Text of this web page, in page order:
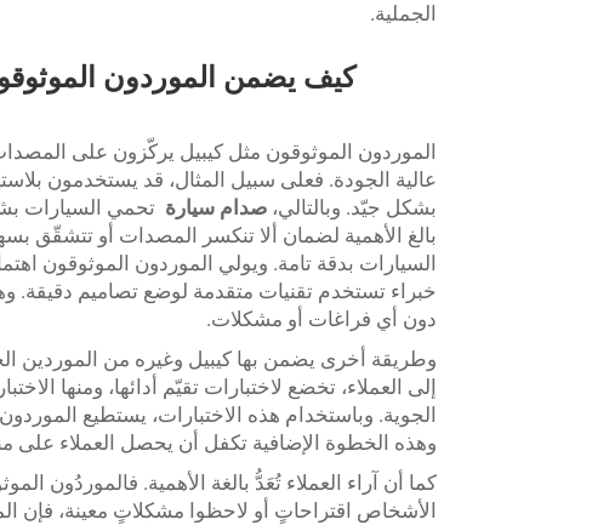
الجملية.
كيف يضمن الموردون
الموردون الموثوقون مثل كيبيل يركّزون على
عالية الجودة. فعلى سبيل المثال، قد يستخدمون
بشكل جيّد. وبالتالي، صدام سيارة تحمي السيارات
بالغ الأهمية لضمان ألا تنكسر المصدات أو تتشقّق
السيارات بدقة تامة. ويولي الموردون الموثوقون
خبراء تستخدم تقنيات متقدمة لوضع تصاميم دقيقة.
دون أي فراغات أو مشكلات.
وطريقة أخرى يضمن بها كيبيل وغيره من الموردين
إلى العملاء، تخضع لاختبارات تقيّم أدائها، ومنها
الجوية. وباستخدام هذه الاختبارات، يستطيع
وهذه الخطوة الإضافية تكفل أن يحصل العملاء على
كما أن آراء العملاء تُعَدُّ بالغة الأهمية. فالموردُون
الأشخاص اقتراحاتٍ أو لاحظوا مشكلاتٍ معينة، فإن